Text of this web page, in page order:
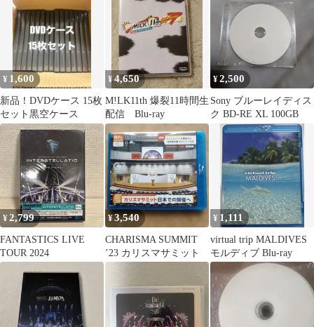
¥ 1,600
新品！DVDケース 15枚
セット黒空ケース
¥4,650
M!LK11th 爆裂11時間生
配信 Blu-ray
¥2,500
Sony ブルーレイディス
ク BD-RE XL 100GB
¥2,799
FANTASTICS LIVE
TOUR 2024
¥3,540
CHARISMA SUMMIT
’23 カリスマサミット
¥ 1,111
virtual trip MALDIVES
モルディブ Blu-ray